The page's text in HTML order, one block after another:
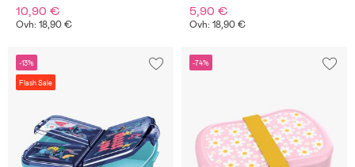
10,90 €
Ovh: 18,90 €
5,90 €
Ovh: 18,90 €
-13%
Flash Sale
-74%